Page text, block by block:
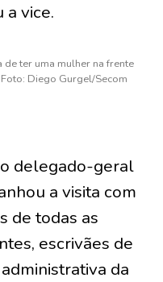
a vice.
ter uma mulher na frente
Diego Gurgel/Secom
delegado-geral
a visita com
de todas as
escrivães de
da